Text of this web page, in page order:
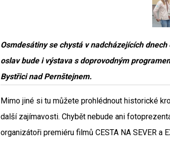
Osmdesátiny se chystá v nadcházejících
oslav bude i výstava s doprovodným
Bystřici nad Pernštejnem.
Mimo jiné si tu můžete prohlédnout historické
další zajímavosti. Chybět nebude ani
organizátoři premiéru filmů CESTA NA SEVER a